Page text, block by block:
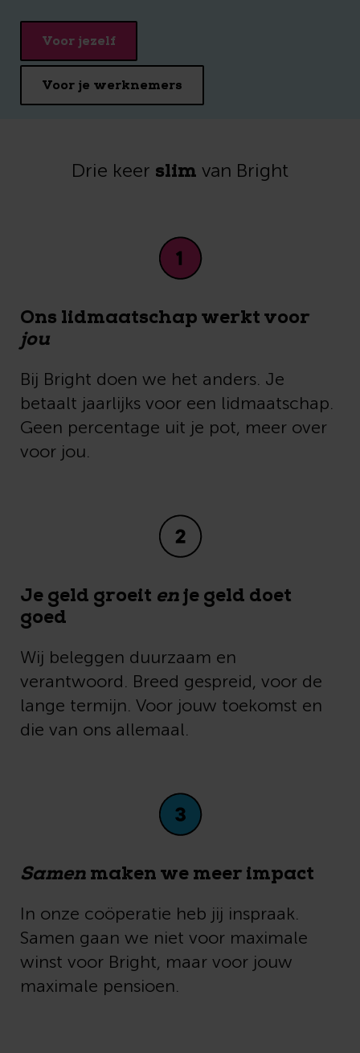
Voor jezelf
Voor je werknemers
Drie keer slim van Bright
Ons lidmaatschap werkt voor
jou
Bij Bright doen we het anders. Je
betaalt jaarlijks voor een lidmaatschap.
Geen percentage uit je pot, meer over
voor jou.
Je geld groeit enje geld doet
goed
Wij beleggen duurzaam en
verantwoord. Breed gespreid, voor de
lange termijn. Voor jouw toekomst en
die van ons allemaal.
Samen maken we meer impact
In onze coöperatie heb jij inspraak.
Samen gaan we niet voor maximale
winst voor Bright, maar voor jouw
maximale pensioen.